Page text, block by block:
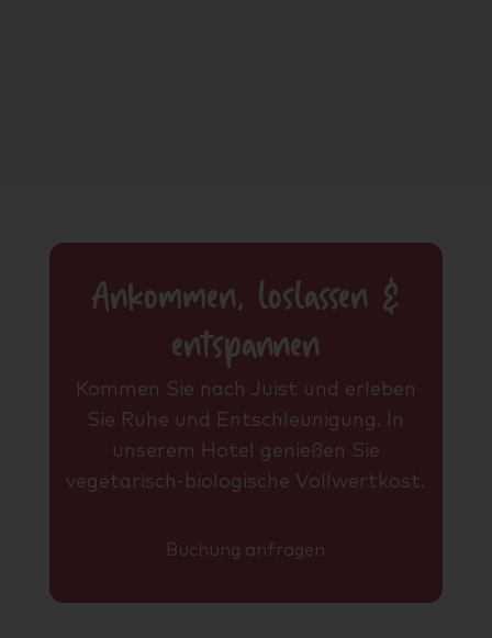
Ankommen, loslassen &
entspannen
Kommen Sie nach Juist und erleben
Sie Ruhe und Entschleunigung. In
unserem Hotel genießen Sie
vegetarisch-biologische Vollwertkost.
Buchung anfragen